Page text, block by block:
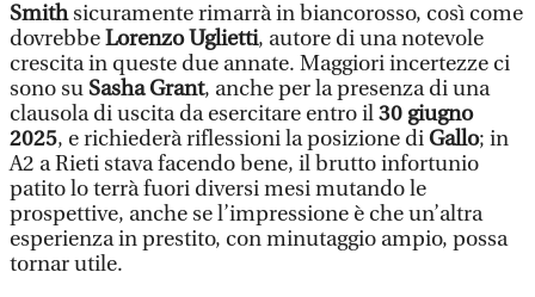
Smithsicuramente rimarrà in biancorosso, così come
dovrebbeLorenzo Uglietti, autore di una notevole
crescita in queste due annate. Maggiori incertezze ci
sono su Sasha Grant, anche per la presenza di una
clausola di uscita da esercitare entro il30 giugno
2025, e richiederà riflessioni la posizione diGallo; in
A2 a Rieti stava facendo bene, il brutto infortunio
patito lo terrà fuori diversi mesi mutando le
prospettive, anche se l’impressione è che un’altra
esperienza in prestito, con minutaggio ampio, possa
tornar utile.